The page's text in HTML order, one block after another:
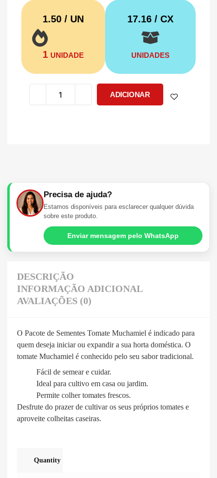
1.50 / UN
1 UNIDADE
17.16/ CX
UNIDADES
ADICIONAR
Precisa de ajuda?
Estamos disponíveis para esclarecer qualquer dúvida
sobre este produto.
Enviar mensagem pelo WhatsApp
DESCRIÇÃO
INFORMAÇÃO ADICIONAL
AVALIAÇÕES (0)
O Pacote de Sementes Tomate Muchamiel é indicado para
quem deseja iniciar ou expandir a sua horta doméstica. O
tomate Muchamiel é conhecido pelo seu sabor tradicional.
Fácil de semear e cuidar.
Ideal para cultivo em casa ou jardim.
Permite colher tomates frescos.
Desfrute do prazer de cultivar os seus próprios tomates e
aproveite colheitas caseiras.
Quantity